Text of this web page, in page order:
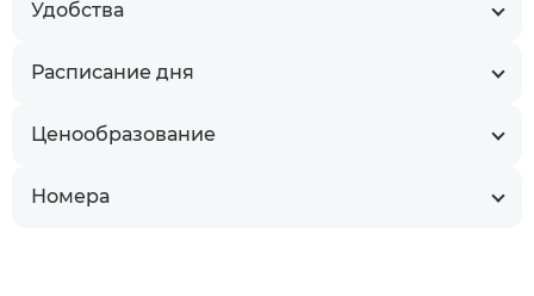
Удобства
Расписание дня
Ценообразование
Номера